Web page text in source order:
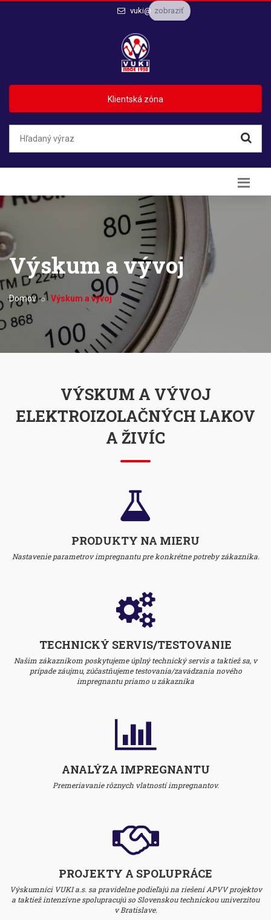
vuki@ zobraziť
Klientská zóna
Výskum a vývoj
Domov Výskum a vývoj
VÝSKUM A VÝVOJ
ELEKTROIZOLAČNÝCH LAKOV
A ŽIVÍC
PRODUKTY NA MIERU
Nastavenie parametrov impregnantu pre konkrétne potreby zákazníka.
TECHNICKÝ SERVIS/TESTOVANIE
Našim zákazníkom poskytujeme úplný technický servis a taktiež sa, v
prípade záujmu, zúčastňujeme testovania/zavádzania nového
impregnantu priamo u zákazníka
ANALÝZA IMPREGNANTU
Premeriavanie rôznych vlatností impregnantov.
PROJEKTY A SPOLUPRÁCE
Výskumníci VUKI a.s. sa pravidelne podieľajú na riešení APVV projektov
a taktiež intenzívne spolupracujú so Slovenskou technickou univerzitou
v Bratislave.